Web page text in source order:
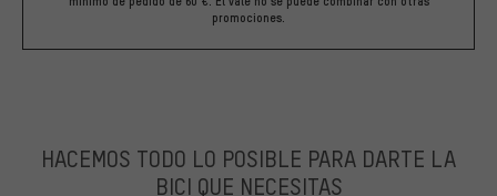
promociones.
HACEMOS TODO LO POSIBLE PARA DARTE LA
BICI QUE NECESITAS